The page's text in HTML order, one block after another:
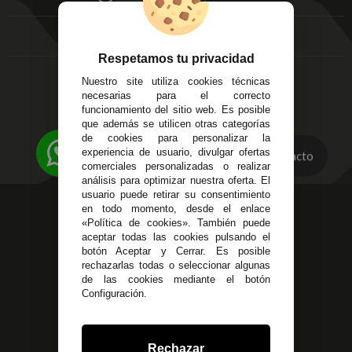
FAQ's
Local 3
Córdoba
14
Alzira - Valencia
C/ Esplugues, 135
Aviso Legal
Devoluciones
Política de Privacidad
Pago Seguro
Terminos y
Condiciones Generales
Políticas de Cookies
623 23 31 98
Atendemos Whatsapp
955 44 45 43/955 44 45 44
info@steielectronica.com
Avenida Plaza de Toros,
Local 3 Écija (Sevilla)
Contacto
Respetamos tu privacidad
Nuestro site utiliza cookies técnicas
necesarias para el correcto
funcionamiento del sitio web. Es posible
que además se utilicen otras categorías
de cookies para personalizar la
experiencia de usuario, divulgar ofertas
comerciales personalizadas o realizar
análisis para optimizar nuestra oferta. El
usuario puede retirar su consentimiento
en todo momento, desde el enlace
«Política de cookies». También puede
aceptar todas las cookies pulsando el
botón Aceptar y Cerrar. Es posible
rechazarlas todas o seleccionar algunas
de las cookies mediante el botón
Configuración.
Rechazar